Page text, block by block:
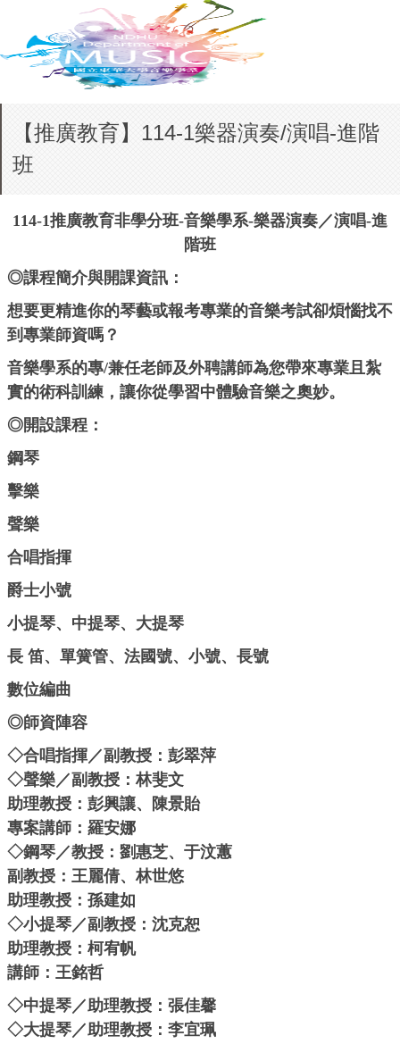
【推廣教育】114-1樂器演奏/演唱-進階
班
114-1推廣教育非學分班-音樂學系-樂器演奏／演唱-進
階班
◎課程簡介與開課資訊：
想要更精進你的琴藝或報考專業的音樂考試卻煩惱找不
到專業師資嗎？
音樂學系的專/兼任老師及外聘講師為您帶來專業且紮
實的術科訓練，讓你從學習中體驗音樂之奧妙。
◎開設課程：
鋼琴
擊樂
聲樂
合唱指揮
爵士小號
小提琴、中提琴、大提琴
長 笛、單簧管、法國號、小號、長號
數位編曲
◎師資陣容
◇合唱指揮／副教授：彭翠萍
◇聲樂／副教授：林斐文
助理教授：彭興讓、陳景貽
專案講師：羅安娜
◇鋼琴／教授：劉惠芝、于汶蕙
副教授：王麗倩、林世悠
助理教授：孫建如
◇小提琴／副教授：沈克恕
助理教授：柯宥帆
講師：王銘哲
◇中提琴／助理教授：張佳馨
◇大提琴／助理教授：李宜珮